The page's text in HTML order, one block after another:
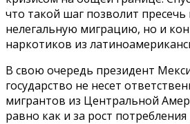
что такой шаг позволит пресечь
нелегальную миграцию, но и
наркотиков из
В свою очередь президент
государство не несет
мигрантов из Центральной
равно как и за рост